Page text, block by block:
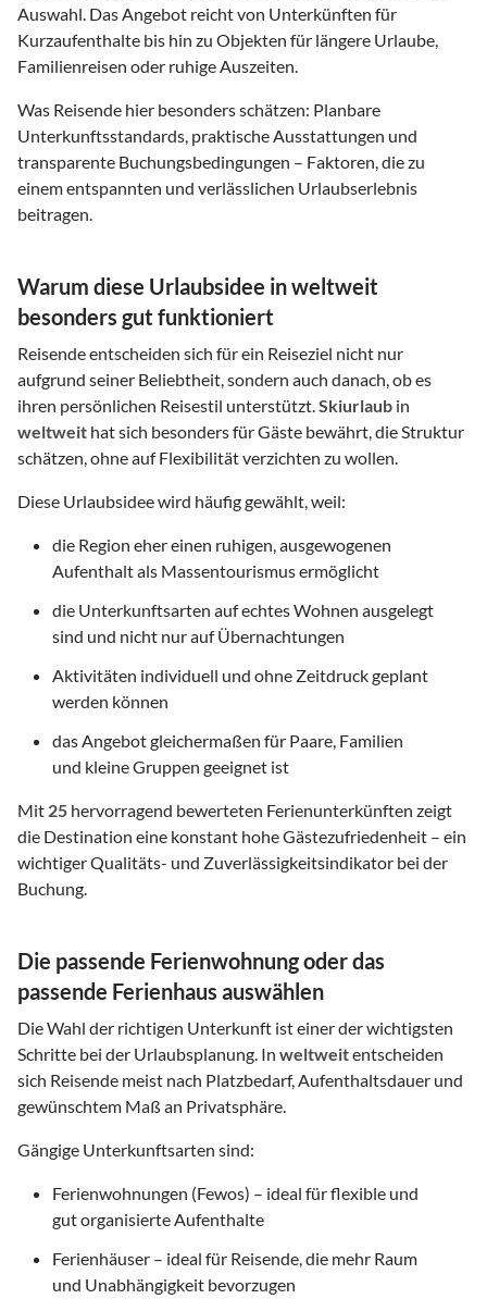
Auswahl. Das Angebot reicht von Unterkünften für
Kurzaufenthalte bis hin zu Objekten für längere Urlaube,
Familienreisen oder ruhige Auszeiten.
Was Reisende hier besonders schätzen: Planbare
Unterkunftsstandards, praktische Ausstattungen und
transparente Buchungsbedingungen – Faktoren, die zu
einem entspannten und verlässlichen Urlaubserlebnis
beitragen.
Warum diese Urlaubsidee in weltweit
besonders gut funktioniert
Reisende entscheiden sich für ein Reiseziel nicht nur
aufgrund seiner Beliebtheit, sondern auch danach, ob es
ihren persönlichen Reisestil unterstützt.Skiurlaub in
weltweit hat sich besonders für Gäste bewährt, die Struktur
schätzen, ohne auf Flexibilität verzichten zu wollen.
Diese Urlaubsidee wird häufig gewählt, weil:
die Region eher einen ruhigen, ausgewogenen
Aufenthalt als Massentourismus ermöglicht
die Unterkunftsarten auf echtes Wohnen ausgelegt
sind und nicht nur auf Übernachtungen
Aktivitäten individuell und ohne Zeitdruck geplant
werden können
das Angebot gleichermaßen für Paare, Familien
und kleine Gruppen geeignet ist
Mit 25 hervorragend bewerteten Ferienunterkünften zeigt
die Destination eine konstant hohe Gästezufriedenheit – ein
wichtiger Qualitäts- und Zuverlässigkeitsindikator bei der
Buchung.
Die passende Ferienwohnung oder das
passende Ferienhaus auswählen
Die Wahl der richtigen Unterkunft ist einer der wichtigsten
Schritte bei der Urlaubsplanung. In weltweitentscheiden
sich Reisende meist nach Platzbedarf, Aufenthaltsdauer und
gewünschtem Maß an Privatsphäre.
Gängige Unterkunftsarten sind:
Ferienwohnungen (Fewos) – ideal für flexible und
gut organisierte Aufenthalte
Ferienhäuser – ideal für Reisende, die mehr Raum
und Unabhängigkeit bevorzugen